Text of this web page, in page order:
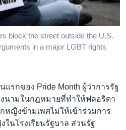
block the street outside the U.S.
in a major LGBT rights
รกของ Pride Month ผู้ว่าการรัฐ
นามในกฎหมายที่ทำให้ฟลอริดา
หญิงข้ามเพศไม่ให้เข้าร่วมการ
นโรงเรียนรัฐบาล ส่วนรัฐ